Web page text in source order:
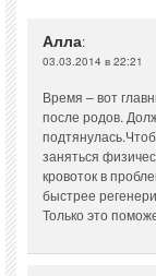
Алла:
03.03.2014 в 22:21
Время – вот
после родов.
заняться
кровоток в
быстрее
Только это